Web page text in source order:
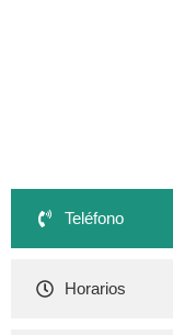
Teléfono
Horarios